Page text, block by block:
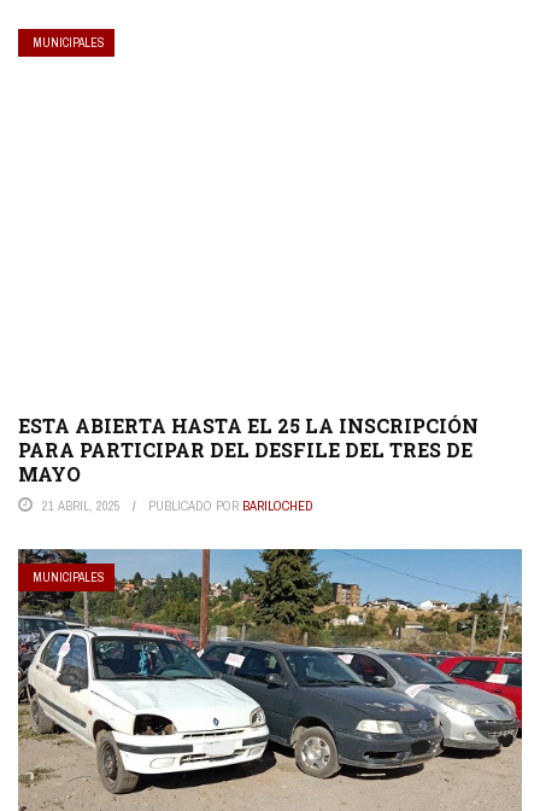
MUNICIPALES
ESTA ABIERTA HASTA EL 25 LA INSCRIPCIÓN
PARA PARTICIPAR DEL DESFILE DEL TRES DE
MAYO
21 ABRIL, 2025 PUBLICADO POR BARILOCHED
MUNICIPALES